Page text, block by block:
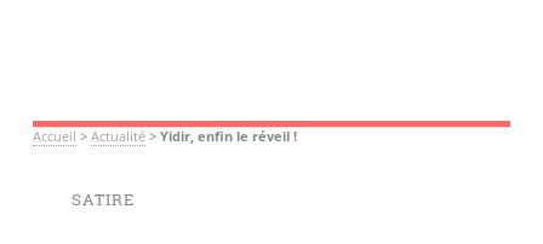
Accueil > Actualité> Yidir, enfin le réveil !
SATIRE